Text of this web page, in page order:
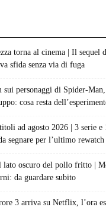
torna al cinema | Il sequel
sfida senza via di fuga
personaggi di Spider-Man,
cosa resta
ad agosto 2026 | 3 serie
segnare per l’ultimo rewatch
lato oscuro del pollo fritto |
da guardare subito
3 arriva su Netflix, l’ora